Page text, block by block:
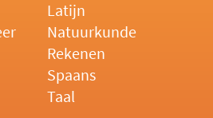
Latijn
Natuurkunde
Rekenen
Spaans
Taal